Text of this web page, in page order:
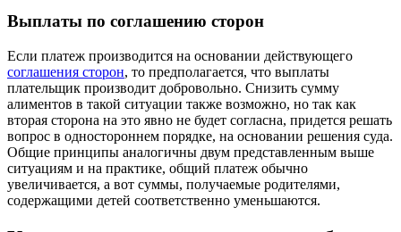
Выплаты по соглашению сторон
Если платеж производится на основании действующего
соглашения сторон, то предполагается, что выплаты
плательщик производит добровольно. Снизить сумму
алиментов в такой ситуации также возможно, но так как
вторая сторона на это явно не будет согласна, придется решать
вопрос в одностороннем порядке, на основании решения суда.
Общие принципы аналогичны двум представленным выше
ситуациям и на практике, общий платеж обычно
увеличивается, а вот суммы, получаемые родителями,
содержащими детей соответственно уменьшаются.